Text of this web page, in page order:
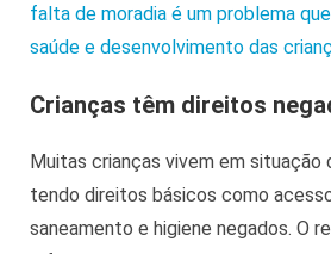
falta de moradia é um problema
saúde e desenvolvimento das
Crianças têm direitos
Muitas crianças vivem em situação
tendo direitos básicos como
saneamento e higiene negados. O